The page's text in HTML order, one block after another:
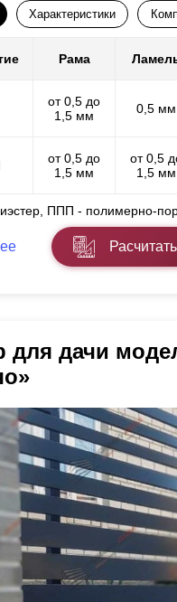
Характеристики
Рама
от 0,5 до
1,5 мм
0,5 мм
от 0,5 до
1,5 мм
от 0,5
1,5 мм
ППП - полимерно-
для дачи